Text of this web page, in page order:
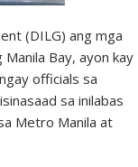
(DILG) ang mga
Bay, ayon kay
officials sa
sa inilabas
Metro Manila at